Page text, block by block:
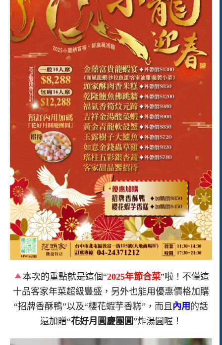
本次的重點就是這個“2025年節合菜”啦！不僅這
十品客家年菜超級豐盛，另外也能用優惠價格加購
“招牌香酥鴨”以及“櫻花蝦芋香糕”，而且 內用 的話
還加贈“花好月圓慶團圓”炸湯圓喔！